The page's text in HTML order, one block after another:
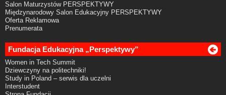
Salon Maturzystów PERSPEKTYWY
Międzynarodowy Salon Edukacyjny PERSPEKTYWY
Oferta Reklamowa
Prenumerata
Fundacja Edukacyjna „Perspektywy”
Women in Tech Summit
Dziewczyny na politechniki!
Study in Poland – serwis dla uczelni
Interstudent